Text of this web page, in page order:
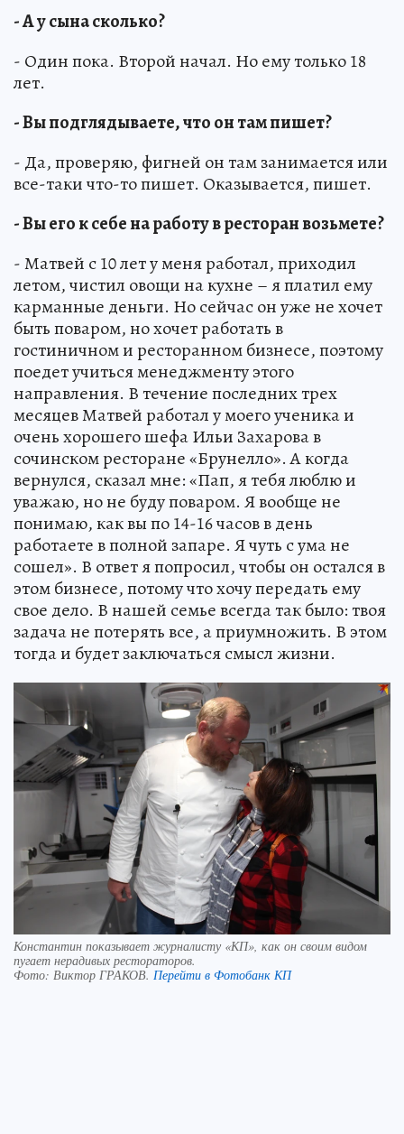
- А у сына сколько?
- Один пока. Второй начал. Но ему только 18
лет.
- Вы подглядываете, что он там пишет?
- Да, проверяю, фигней он там занимается или
все-таки что-то пишет. Оказывается, пишет.
- Вы его к себе на работу в ресторан возьмете?
- Матвей с 10 лет у меня работал, приходил
летом, чистил овощи на кухне – я платил ему
карманные деньги. Но сейчас он уже не хочет
быть поваром, но хочет работать в
гостиничном и ресторанном бизнесе, поэтому
поедет учиться менеджменту этого
направления. В течение последних трех
месяцев Матвей работал у моего ученика и
очень хорошего шефа Ильи Захарова в
сочинском ресторане «Брунелло». А когда
вернулся, сказал мне: «Пап, я тебя люблю и
уважаю, но не буду поваром. Я вообще не
понимаю, как вы по 14-16 часов в день
работаете в полной запаре. Я чуть с ума не
сошел». В ответ я попросил, чтобы он остался в
этом бизнесе, потому что хочу передать ему
свое дело. В нашей семье всегда так было: твоя
задача не потерять все, а приумножить. В этом
тогда и будет заключаться смысл жизни.
Константин показывает журналисту «КП», как он своим видом
пугает нерадивых рестораторов.
Фото: Виктор ГРАКОВ. Перейти в Фотобанк КП